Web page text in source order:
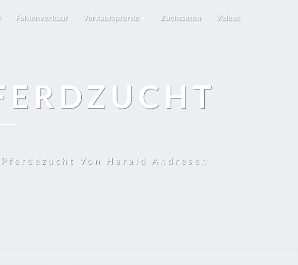
Fohlenverkauf Verkaufspferde Zuchtsuten Videos
Von Harald Andresen